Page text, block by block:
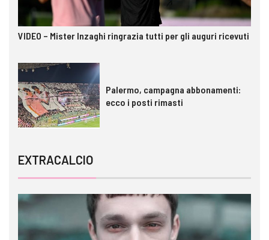
VIDEO – Mister Inzaghi ringrazia tutti per gli auguri ricevuti
Palermo, campagna abbonamenti:
ecco i posti rimasti
EXTRACALCIO